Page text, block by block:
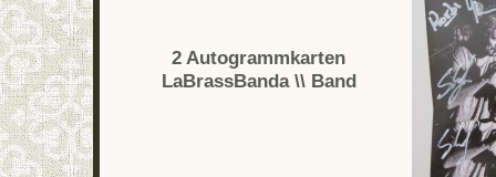
2 Autogrammkarten
LaBrassBanda \\ Band